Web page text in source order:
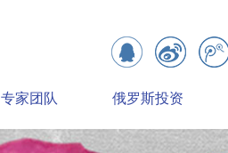
专家团队 俄罗斯投资